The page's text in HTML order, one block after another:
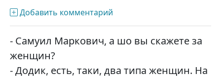
Добавить комментарий
- Самуил Маркович, а шо вы скажете за
женщин?
- Додик, есть, таки, два типа женщин. На